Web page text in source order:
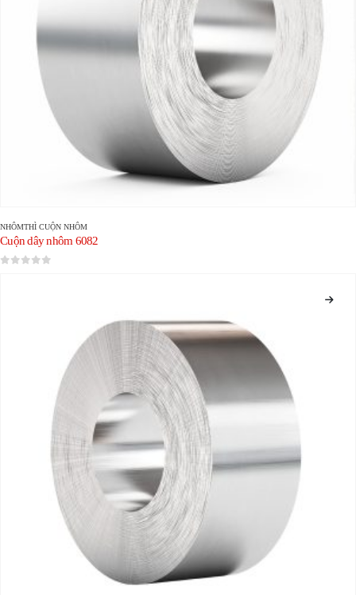
NHÔMTHÌ CUỘN NHÔM
Cuộn dây nhôm 6082